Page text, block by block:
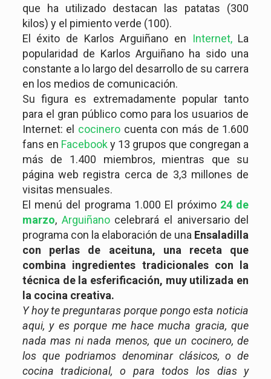
que ha utilizado destacan las patatas (300
kilos) y el pimiento verde (100).
El éxito de Karlos Arguiñano en
Internet,La
popularidad de Karlos Arguiñano ha sido una
constante a lo largo del desarrollo de su carrera
en los medios de comunicación.
Su figura es extremadamente popular tanto
para el gran público como para los usuarios de
Internet: el cocinero cuenta con más de 1.600
fans en Facebooky 13 grupos que congregan a
más de 1.400 miembros, mientras que su
página web registra cerca de 3,3 millones de
visitas mensuales.
El menú del programa 1.000 El próximo 24 de
marzo, Arguiñanocelebrará el aniversario del
programa con la elaboración de una Ensaladilla
con perlas de aceituna, una receta que
combina ingredientes tradicionales con la
técnica de la esferificación, muy utilizada en
la cocina creativa.
Y hoy te preguntaras porque pongo esta noticia
aqui, y es porque me hace mucha gracia, que
nada mas ni nada menos, que un cocinero, de
los que podriamos denominar clásicos, o de
cocina tradicional, o para todos los dias y